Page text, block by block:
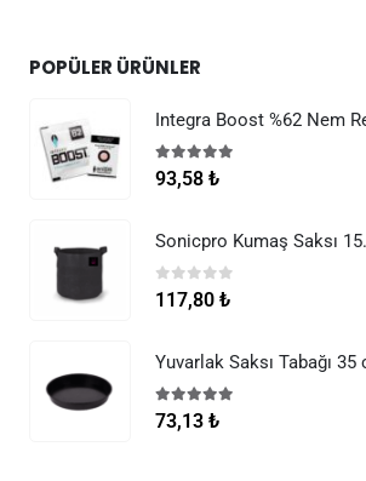
POPÜLER ÜRÜNLER
5.005 üzerinden
93,58 ₺
0 5 üzerinden
117,80 ₺
Yuvarlak Saksı Tabağı 35
5.00 5 üzerinden
73,13 ₺